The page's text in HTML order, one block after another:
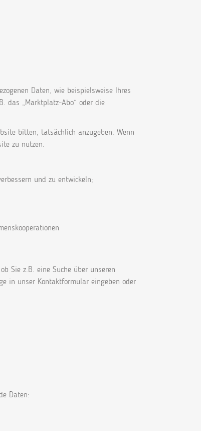
Daten, wie beispielsweise Ihres
das „Marktplatz-Abo“ oder die
bitten, tatsächlich anzugeben. Wenn
zu nutzen.
und zu entwickeln;
Sie z.B. eine Suche über unseren
in unser Kontaktformular eingeben oder
Daten: